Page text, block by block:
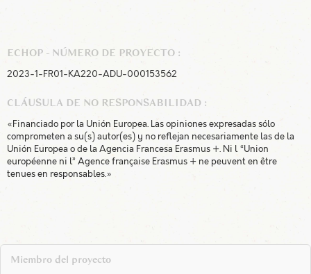
ECHOP - NÚMERO DE PROYECTO :
2023-1-FR01-KA220-ADU-000153562
CLÁUSULA DE NO RESPONSABILIDAD :
«Financiado por la Unión Europea. Las opiniones expresadas sólo
comprometen a su(s) autor(es) y no reflejan necesariamente las de la
Unión Europea o de la Agencia Francesa Erasmus +. Ni l “Union
européenne ni l” Agence française Erasmus + ne peuvent en être
tenues en responsables.»
Miembro del proyecto